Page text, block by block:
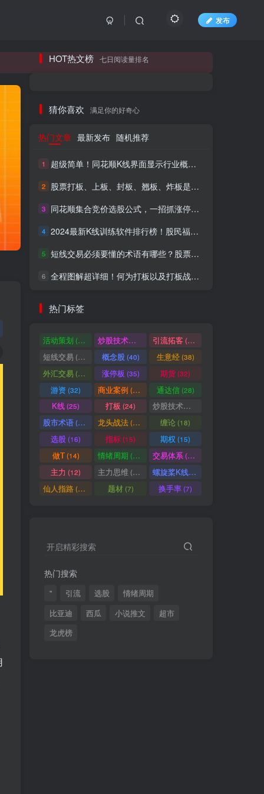
发布
新各大精品创业项目！
HOT热文榜 七日阅读量排名
猜你喜欢 满足你的好奇心
热门文章 最新发布 随机推荐
1 超级简单！同花顺K线界面显示行业概念指标代码图解
2 股票打板、上板、封板、翘板、炸板是什么意思？炒股你必须懂的暗语！
3 同花顺集合竞价选股公式，一招抓涨停让你秒变打板高手！
4 2024最新K线训练软件排行榜！股民福利，十款专业分析工具全揭秘！
5 短线交易必须要懂的术语有哪些？股票分时水上、水下是什么意思？
6 全程图解超详细！何为打板以及打板战法的精髓
热门标签
活动策划 (49) 炒股技术指标 (48)引流拓客(46)
短线交易 (40) 概念股(40) 生意经(38)
外汇交易 (37) 涨停板 (35) 期货(32)
游资 (32) 商业案例 (30) 通达信(28)
K线(25) 打板 (24) 炒股技术形态
股市术语(21) 龙头战法(20) 缠论 (18)
选股(16) 指标(15) 期权 (15)
做T(14) 情绪周期 (14) 交易体系(12)
主力 (12) 主力思维 (12) 螺旋桨K线
(11)
仙人指路(10) 题材(7) 换手率(7)
开启精彩搜索
热门搜索
" 引流 选股
情绪周期
比亚迪
西瓜 小说推文
超市
龙虎榜
登录 注册
七日阅读量排名
满足你的好奇心
热门文章 最新发布 随机推荐
2 股票打板、上板、封板、翘板、炸板是什么意思？炒股你必须懂的暗语！
短线交易必须要懂的术语有哪些？股票分时水上、水下是什么意思？
6 全程图解超详细！何为打板以及打板战法的精髓